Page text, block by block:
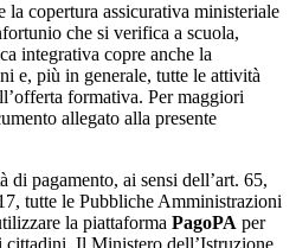
la copertura assicurativa ministeriale
che si verifica a scuola,
integrativa copre anche la
e, più in generale, tutte le attività
formativa. Per maggiori
allegato alla presente
di pagamento, ai sensi dell’art. 65,
tutte le Pubbliche Amministrazioni
la piattaforma PagoPA per